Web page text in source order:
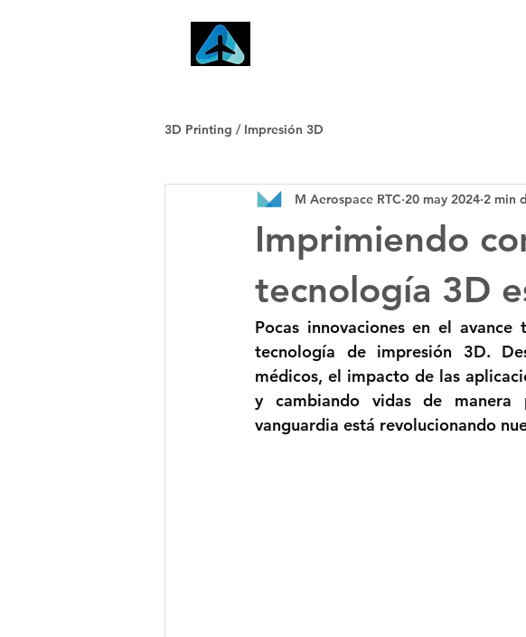
3D Printing / Impresión 3D
Imprimiendo
tecnología 3D
M Aerospace RTC 20 may 2024 2 min
Pocas innovaciones en el
tecnología de impresión 3D.
médicos, el impacto de las
y cambiando vidas de manera
vanguardia está revolucionando